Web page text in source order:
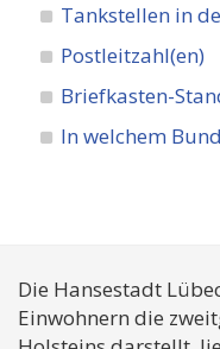
Tankstellen in
Postleitzahl(en)
Briefkasten-
In welchem
Die Hansestadt
Einwohnern die